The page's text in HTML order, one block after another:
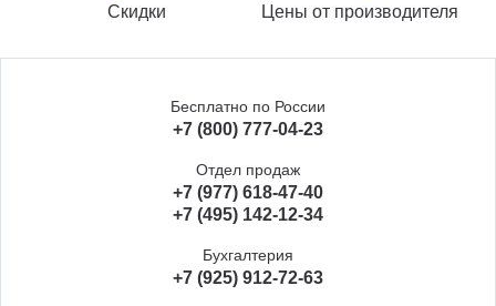
Скидки Цены от производителя
Бесплатно по России
+7 (800) 777-04-23
Отдел продаж
+7 (977) 618-47-40
+7 (495) 142-12-34
Бухгалтерия
+7 (925) 912-72-63